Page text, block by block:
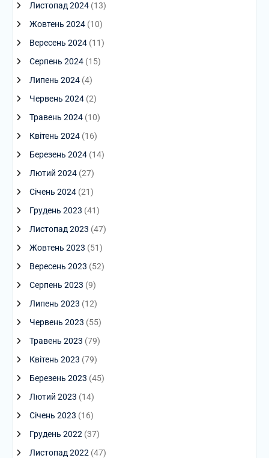
Листопад 2024(13)
Жовтень 2024(10)
Вересень 2024(11)
Серпень 2024(15)
Липень 2024(4)
Червень 2024(2)
Травень 2024(10)
Квітень 2024(16)
Березень 2024(14)
Лютий 2024(27)
Січень 2024(21)
Грудень 2023 (41)
Листопад 2023 (47)
Жовтень 2023 (51)
Вересень 2023 (52)
Серпень 2023 (9)
Липень 2023 (12)
Червень 2023 (55)
Травень 2023 (79)
Квітень 2023 (79)
Березень 2023 (45)
Лютий 2023 (14)
Січень 2023 (16)
Грудень 2022 (37)
Листопад 2022 (47)